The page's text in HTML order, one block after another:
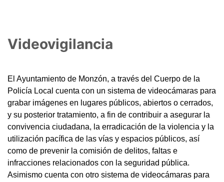
Videovigilancia
El Ayuntamiento de Monzón, a través del Cuerpo de la
Policía Local cuenta con un sistema de videocámaras para
grabar imágenes en lugares públicos, abiertos o cerrados,
y su posterior tratamiento, a fin de contribuir a asegurar la
convivencia ciudadana, la erradicación de la violencia y la
utilización pacífica de las vías y espacios públicos, así
como de prevenir la comisión de delitos, faltas e
infracciones relacionados con la seguridad pública.
Asimismo cuenta con otro sistema de videocámaras para